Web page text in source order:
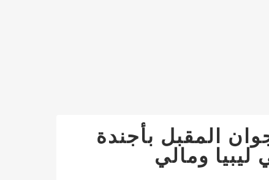
المقبل بأجندة
ليبيا ومالي